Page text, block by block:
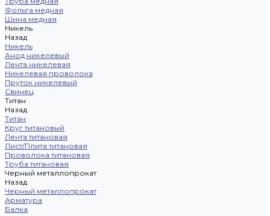
Фольга медная
Шина медная
Никель
Назад
Никель
Анод никелевый
Лента никелевая
Никелевая проволока
Пруток никелевый
Свинец
Титан
Назад
Титан
Круг титановый
Лента титановая
Лист/Плита титановая
Проволока титановая
Труба титановая
Черный металлопрокат
Назад
Черный металлопрокат
Арматура
Балка